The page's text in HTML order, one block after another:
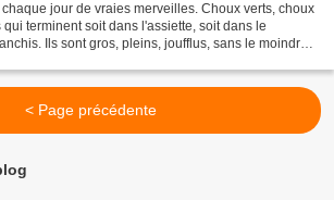
jour de vraies merveilles. Choux verts, choux
terminent soit dans l'assiette, soit dans le
Ils sont gros, pleins, joufflus, sans le moindre
< Page précédente